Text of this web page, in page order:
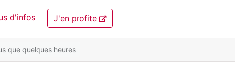
d'infos J'en profite
que quelques heures